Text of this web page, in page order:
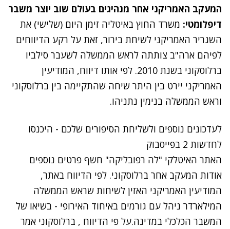
המעקב האמריקני אחר מנהיגים בעולם שוב יוצר משבר
דיפלומטי: משרד החוץ באיטליה זימן היום (שלישי) את
השגריר האמריקני לשיחת בירור, זאת על רקע הדיווחים
לפיהם ארה"ב צותתה לראש הממשלה לשעבר סילביו
ברלוסקוני
בשנת 2010. לפי אותו דיווח, המודיעין
האמריקני יירט בין היתר שיחה שהתקיימה בין ברלוסקוני
וראש הממשלה בנימין נתניהו.
לעדכונים נוספים ולשליחת הסיפורים שלכם - היכנסו
לחדשות 2 בפייסבוק
האתר האיטלקי "לה רפובליקה" חשף פרטים נוספים
אודות המעקב אחר ברלוסקוני. לפי הדיווח באתר,
המודיעין האמריקני האזין לשיחות שראש הממשלה
המילארדר ניהל עם גורמים באיחוד האירופי - בשיאו של
המשבר הכלכלי במדינה.על פי הדיווח , ברלוסקוני אמר